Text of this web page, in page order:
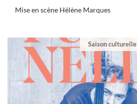
Mise en scène Hélène Marques
Saison culturelle